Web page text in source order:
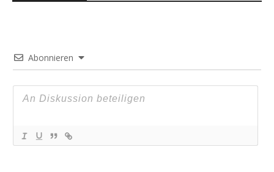
Abonnieren